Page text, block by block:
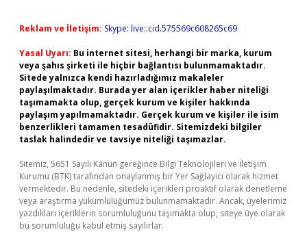
Reklam ve İletişim: Skype: live:.cid.575569c608265c69
Yasal Uyarı: Bu internet sitesi, herhangi bir marka, kurum
veya şahıs şirketi ile hiçbir bağlantısı bulunmamaktadır.
Sitede yalnızca kendi hazırladığımız makaleler
paylaşılmaktadır. Burada yer alan içerikler haber niteliği
taşımamakta olup, gerçek kurum ve kişiler hakkında
paylaşım yapılmamaktadır. Gerçek kurum ve kişiler ile isim
benzerlikleri tamamen tesadüfidir. Sitemizdeki bilgiler
taslak halindedir ve tavsiye niteliği taşımazlar.
Sitemiz, 5651 Sayılı Kanun gereğince Bilgi Teknolojileri ve İletişim
Kurumu (BTK) tarafından onaylanmış bir Yer Sağlayıcı olarak hizmet
vermektedir. Bu nedenle, sitedeki içerikleri proaktif olarak denetleme
veya araştırma yükümlülüğümüz bulunmamaktadır. Ancak, üyelerimiz
yazdıkları içeriklerin sorumluluğunu taşımakta olup, siteye üye olarak
bu sorumluluğu kabul etmiş sayılırlar.